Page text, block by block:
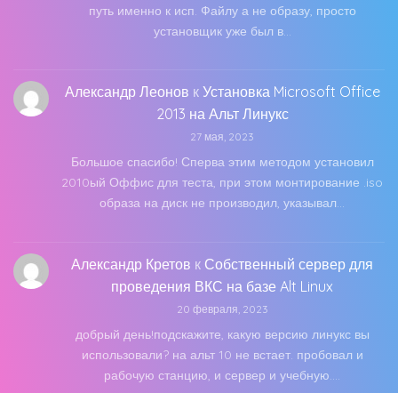
путь именно к исп. Файлу а не образу, просто
установщик уже был в…
Александр Леонов к Установка Microsoft Office
2013 на Альт Линукс
27 мая, 2023
Большое спасибо! Сперва этим методом установил
2010ый Оффис для теста, при этом монтирование .iso
образа на диск не производил, указывал…
Александр Кретов к Собственный сервер для
проведения ВКС на базе Alt Linux
20 февраля, 2023
добрый день!подскажите, какую версию линукс вы
использовали? на альт 10 не встает. пробовал и
рабочую станцию, и сервер и учебную.…